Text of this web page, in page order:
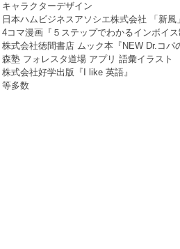
ャラクターデザイン
日本ハムビジネスアソシエ株式会社 「新風」
マ漫画『５ステップでわかるインボイス
株式会社徳間書店 ムック本『NEW Dr.コパ
森塾 フォレスタ道場 アプリ 語彙イラスト
株式会社好学出版『I like 英語』
多数